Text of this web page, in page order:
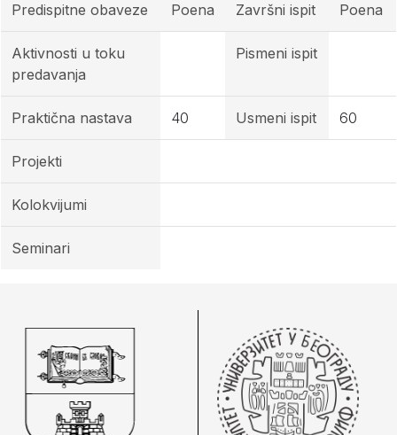
Predispitne obaveze Poena Završni ispit Poena
Aktivnosti u toku
predavanja
Pismeni ispit
Praktična nastava 40 Usmeni ispit 60
Projekti
Kolokvijumi
Seminari